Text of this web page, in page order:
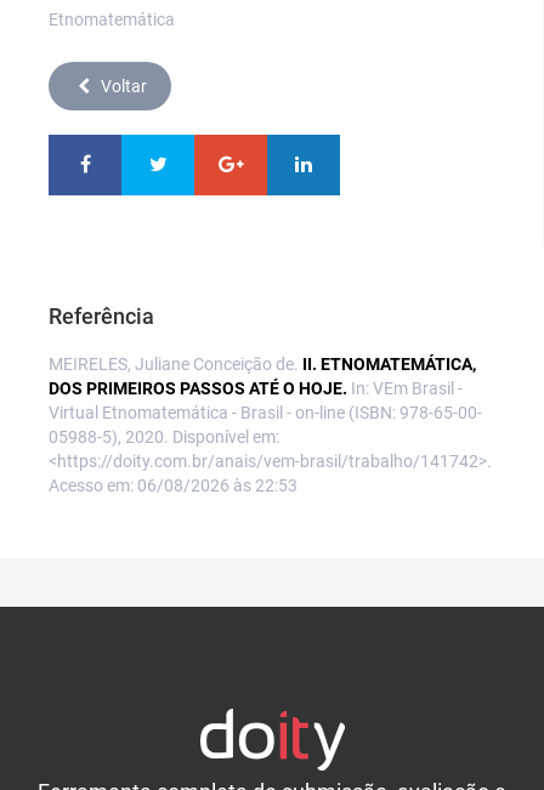
Etnomatemática
Voltar
Referência
MEIRELES, Juliane Conceição de. II. ETNOMATEMÁTICA,
DOS PRIMEIROS PASSOS ATÉ O HOJE. In: VEm Brasil -
Virtual Etnomatemática - Brasil - on-line (ISBN: 978-65-00-
05988-5), 2020. Disponível em:
<https://doity.com.br/anais/vem-brasil/trabalho/141742>.
Acesso em: 06/08/2026 às 22:53